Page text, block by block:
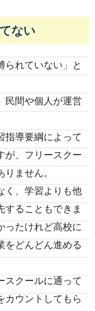
ない
られていない」と
民間や個人が運営
指導要綱によって
が、フリースクー
ません。
く、学習よりも他
することもできま
ったけれど高校に
をどんどん進める
スクールに通って
カウントしてもら